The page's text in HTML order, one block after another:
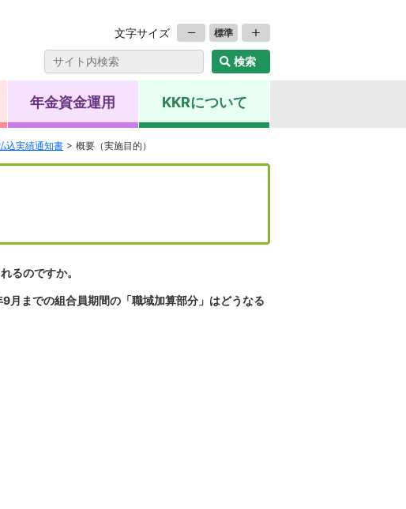
文字サイズ 標準
年金資金運用 KKRについて
込実績通知書 概要（実施目的）
るのですか。
月までの組合員期間の「職域加算部分」はどうなる